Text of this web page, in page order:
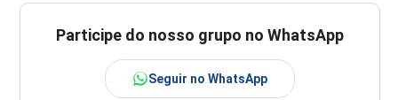
Participe do nosso grupo no WhatsApp
Seguir no WhatsApp